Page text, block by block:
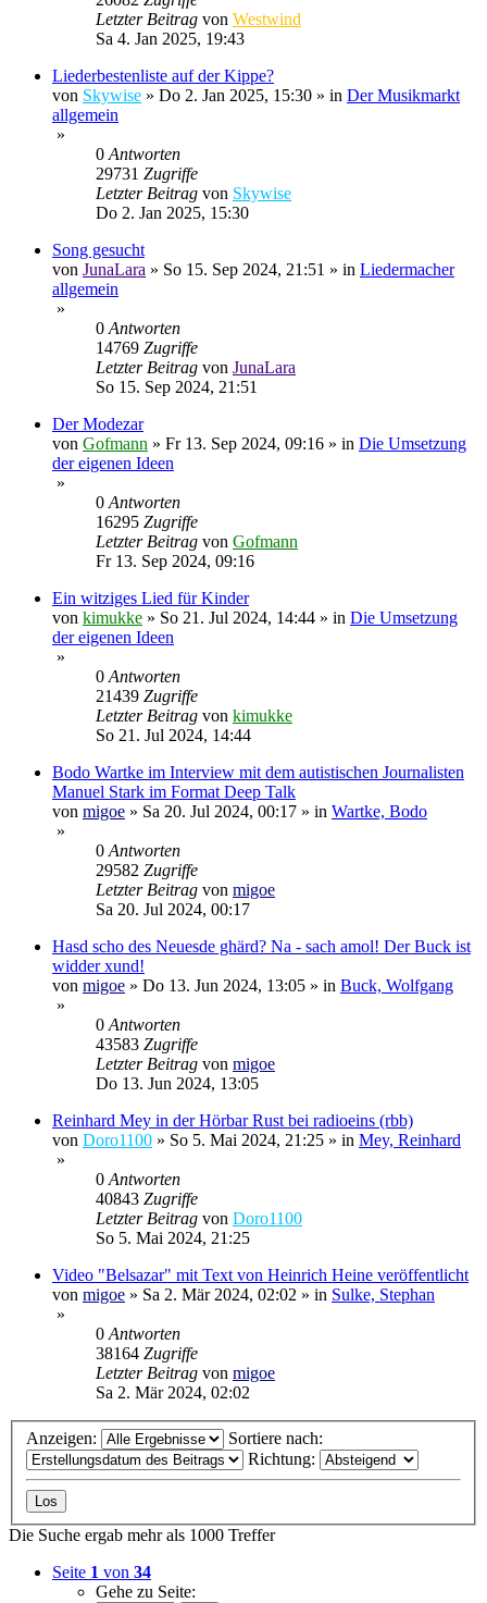
Letzter Beitrag von Westwind
Sa 4. Jan 2025, 19:43
Liederbestenliste auf der Kippe?
von Skywise » Do 2. Jan 2025, 15:30 » in Der Musikmarkt
allgemein
»
0Antworten
29731 Zugriffe
Letzter Beitrag von Skywise
Do 2. Jan 2025, 15:30
Song gesucht
von JunaLara » So 15. Sep 2024, 21:51 » in Liedermacher
allgemein
»
0Antworten
14769 Zugriffe
Letzter Beitrag von JunaLara
So 15. Sep 2024, 21:51
Der Modezar
von Gofmann » Fr 13. Sep 2024, 09:16 » in Die Umsetzung
der eigenen Ideen
»
0Antworten
16295 Zugriffe
Letzter Beitrag von Gofmann
Fr 13. Sep 2024, 09:16
Ein witziges Lied für Kinder
von kimukke » So 21. Jul 2024, 14:44 » in Die Umsetzung
der eigenen Ideen
»
0Antworten
21439 Zugriffe
Letzter Beitrag von kimukke
So 21. Jul 2024, 14:44
Bodo Wartke im Interview mit dem autistischen Journalisten
Manuel Stark im Format Deep Talk
von migoe » Sa 20. Jul 2024, 00:17 » in Wartke, Bodo
»
0Antworten
29582 Zugriffe
Letzter Beitrag von migoe
Sa 20. Jul 2024, 00:17
Hasd scho des Neuesde ghärd? Na - sach amol! Der Buck ist
widder xund!
von migoe » Do 13. Jun 2024, 13:05 » in Buck, Wolfgang
»
0Antworten
43583 Zugriffe
Letzter Beitrag von migoe
Do 13. Jun 2024, 13:05
Reinhard Mey in der Hörbar Rust bei radioeins (rbb)
von Doro1100 » So 5. Mai 2024, 21:25 » in Mey, Reinhard
»
0Antworten
40843 Zugriffe
Letzter Beitrag von Doro1100
So 5. Mai 2024, 21:25
Video "Belsazar" mit Text von Heinrich Heine veröffentlicht
von migoe » Sa 2. Mär 2024, 02:02 » in Sulke, Stephan
»
0Antworten
38164 Zugriffe
Letzter Beitrag von migoe
Sa 2. Mär 2024, 02:02
Anzeigen:
Sortiere nach:
Richtung:
Die Suche ergab mehr als 1000 Treffer
Seite 1 von 34
Gehe zu Seite: